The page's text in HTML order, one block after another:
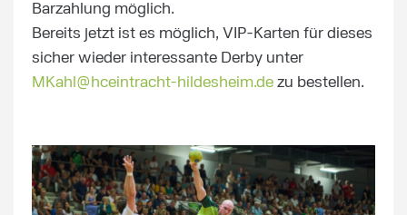
Barzahlung möglich.
Bereits jetzt ist es möglich, VIP-Karten für dieses
sicher wieder interessante Derby unter
MKahl@hceintracht-hildesheim.de zu bestellen.